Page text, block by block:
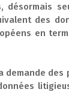
des
en
demande